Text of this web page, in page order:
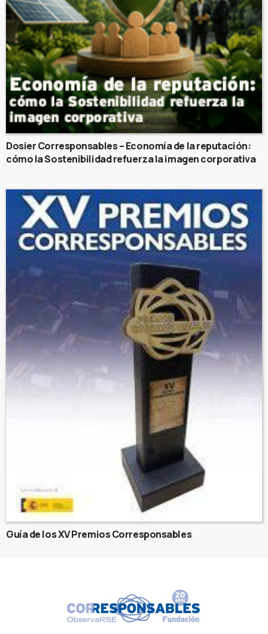
Dosier Corresponsables – Economía de la reputación:
cómo la Sostenibilidad refuerza la imagen corporativa
Guía de los XV Premios Corresponsables